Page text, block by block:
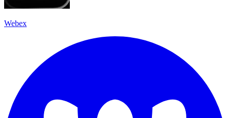
Webex